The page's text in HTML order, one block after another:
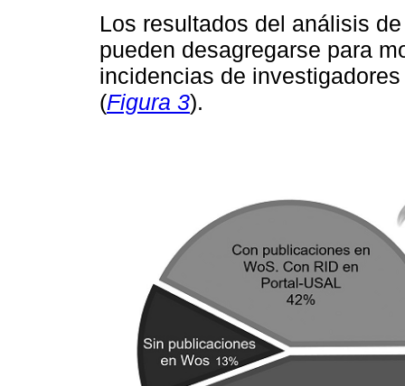
Los resultados del análisis
pueden desagregarse para
incidencias de
(Figura 3).